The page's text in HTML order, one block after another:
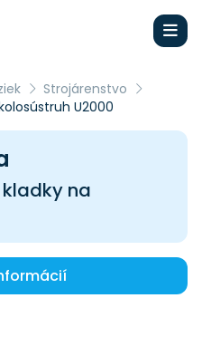
Strojárenstvo
U2000
na